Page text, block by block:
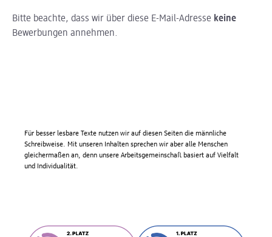
Bitte beachte, dass wir über diese E-Mail-Adresse keine
Bewerbungen annehmen.
Für besser lesbare Texte nutzen wir auf diesen Seiten die männliche
Schreibweise. Mit unseren Inhalten sprechen wir aber alle Menschen
gleichermaßen an, denn unsere Arbeitsgemeinschaft basiert auf Vielfalt
und Individualität.